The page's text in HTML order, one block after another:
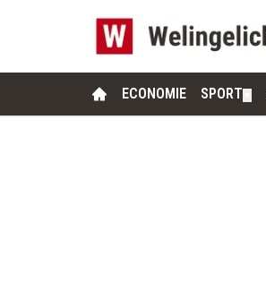
ECONOMIE SPORT